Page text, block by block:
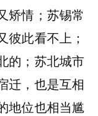
矫情；苏锡常
彼此看不上；
的；苏北城市
迁，也是互相
地位也相当尴